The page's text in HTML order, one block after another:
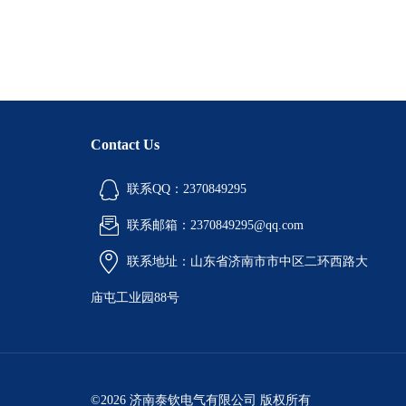
Contact Us
联系QQ：2370849295
联系邮箱：2370849295@qq.com
联系地址：山东省济南市市中区二环西路大
庙屯工业园88号
©2026 济南泰钦电气有限公司 版权所有